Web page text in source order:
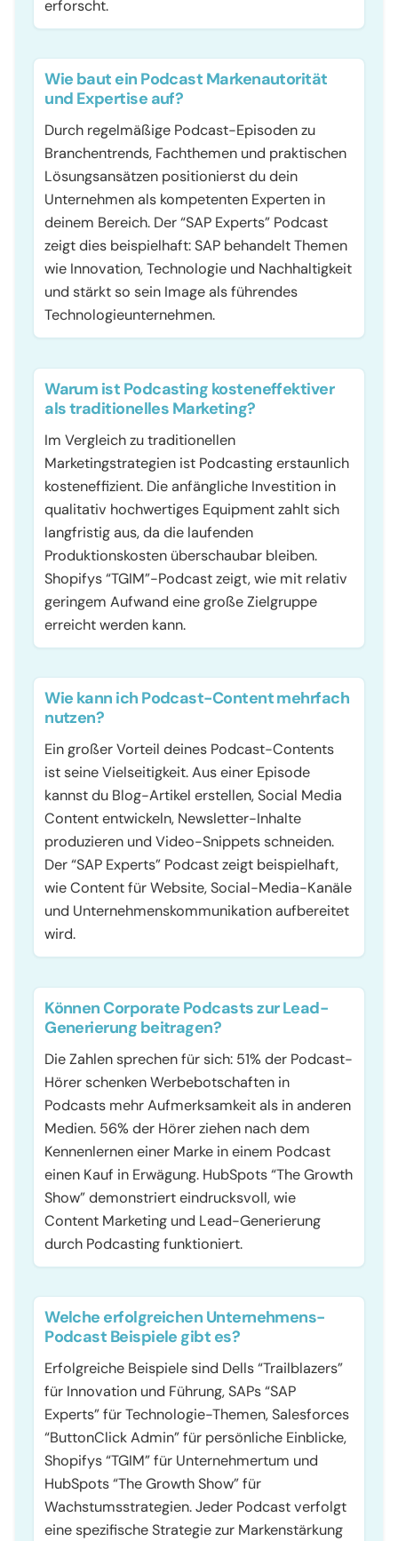
erforscht.
Wie baut ein Podcast Markenautorität
und Expertise auf?
Durch regelmäßige Podcast-Episoden zu
Branchentrends, Fachthemen und praktischen
Lösungsansätzen positionierst du dein
Unternehmen als kompetenten Experten in
deinem Bereich. Der “SAP Experts” Podcast
zeigt dies beispielhaft: SAP behandelt Themen
wie Innovation, Technologie und Nachhaltigkeit
und stärkt so sein Image als führendes
Technologieunternehmen.
Warum ist Podcasting kosteneffektiver
als traditionelles Marketing?
Im Vergleich zu traditionellen
Marketingstrategien ist Podcasting erstaunlich
kosteneffizient. Die anfängliche Investition in
qualitativ hochwertiges Equipment zahlt sich
langfristig aus, da die laufenden
Produktionskosten überschaubar bleiben.
Shopifys “TGIM”-Podcast zeigt, wie mit relativ
geringem Aufwand eine große Zielgruppe
erreicht werden kann.
Wie kann ich Podcast-Content mehrfach
nutzen?
Ein großer Vorteil deines Podcast-Contents
ist seine Vielseitigkeit. Aus einer Episode
kannst du Blog-Artikel erstellen, Social Media
Content entwickeln, Newsletter-Inhalte
produzieren und Video-Snippets schneiden.
Der “SAP Experts” Podcast zeigt beispielhaft,
wie Content für Website, Social-Media-Kanäle
und Unternehmenskommunikation aufbereitet
wird.
Können Corporate Podcasts zur Lead-
Generierung beitragen?
Die Zahlen sprechen für sich: 51% der Podcast-
Hörer schenken Werbebotschaften in
Podcasts mehr Aufmerksamkeit als in anderen
Medien. 56% der Hörer ziehen nach dem
Kennenlernen einer Marke in einem Podcast
einen Kauf in Erwägung. HubSpots “The Growth
Show” demonstriert eindrucksvoll, wie
Content Marketing und Lead-Generierung
durch Podcasting funktioniert.
Welche erfolgreichen Unternehmens-
Podcast Beispiele gibt es?
Erfolgreiche Beispiele sind Dells “Trailblazers”
für Innovation und Führung, SAPs “SAP
Experts” für Technologie-Themen, Salesforces
“ButtonClick Admin” für persönliche Einblicke,
Shopifys “TGIM” für Unternehmertum und
HubSpots “The Growth Show” für
Wachstumsstrategien. Jeder Podcast verfolgt
eine spezifische Strategie zur Markenstärkung